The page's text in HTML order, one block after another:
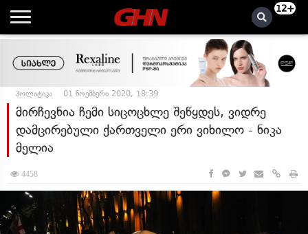
12+
პოლიტიკა 01 ნოემბერი 2020, 18:39
მირჩევნია ჩემი სიცოცხლე შეწყდეს, ვიდრე
დამცირებული ქართველი ერი ვიხილო - ნიკა
მელია
4458